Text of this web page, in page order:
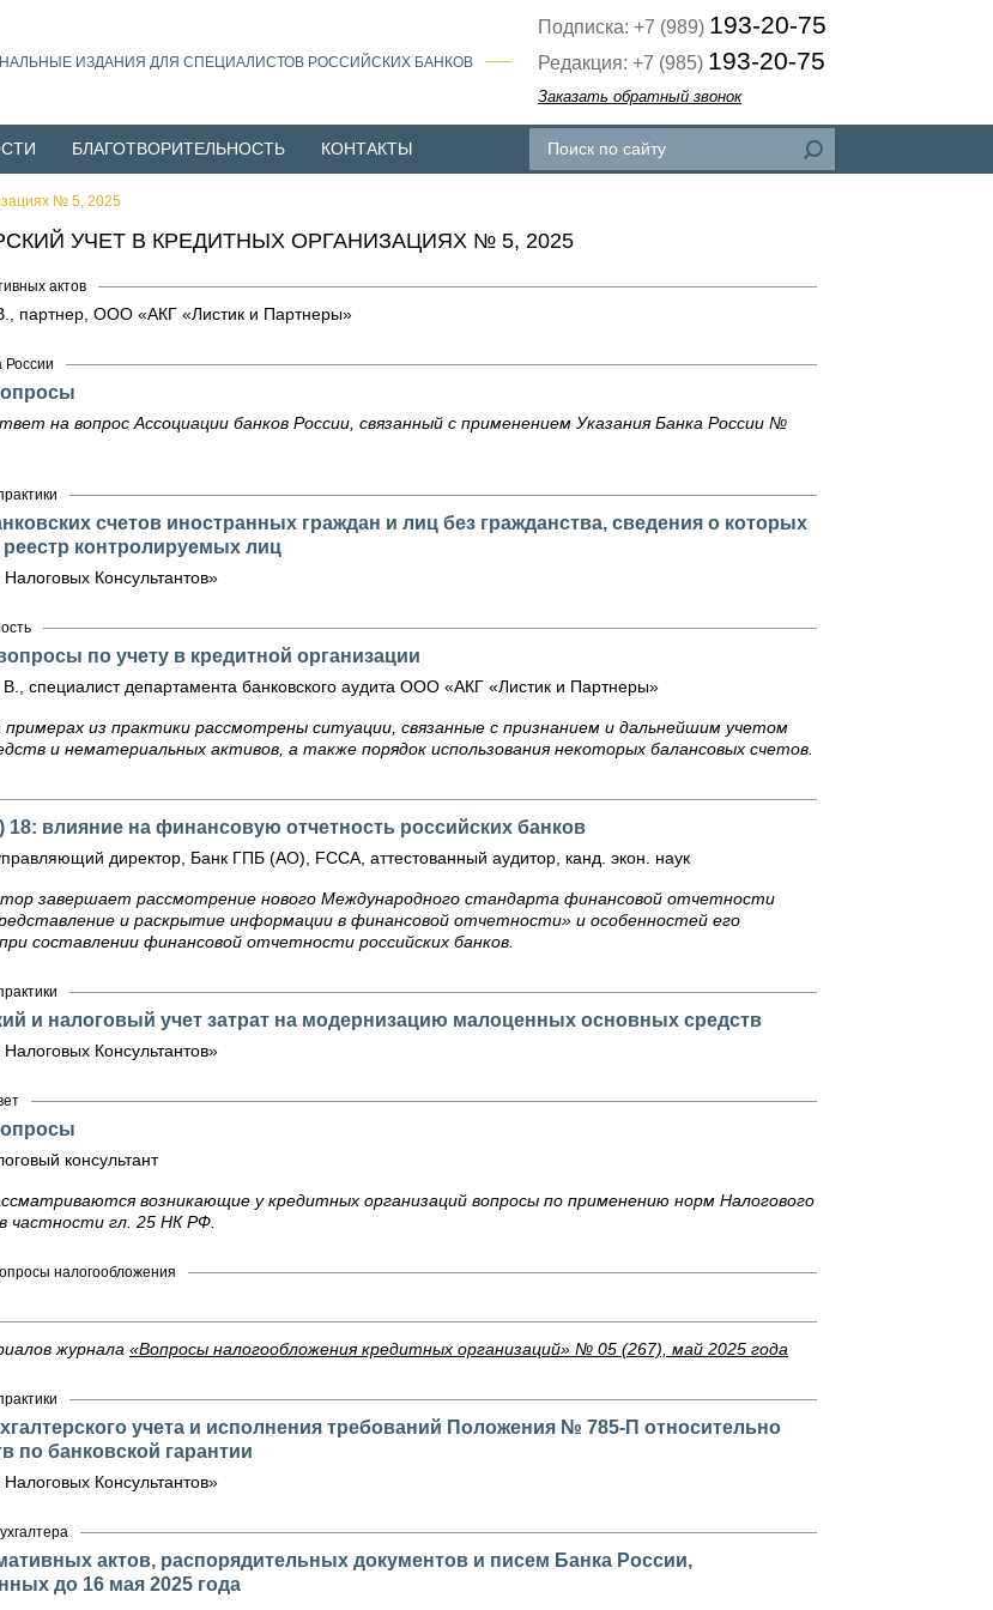
ИЗДАНИЯ ДЛЯ СПЕЦИАЛИСТОВ РОССИЙСКИХ БАНКОВ
Подписка: +7 (989) 193-20-75
Редакция: +7 (985) 193-20-75
Заказать обратный звонок
БЛАГОТВОРИТЕЛЬНОСТЬ КОНТАКТЫ
№ 5, 2025
УЧЕТ В КРЕДИТНЫХ ОРГАНИЗАЦИЯХ № 5, 2025
актов
партнер, ООО «АКГ «Листик и Партнеры»
России
на вопрос Ассоциации банков России, связанный с применением Указания Банка России №
счетов иностранных граждан и лиц без гражданства, сведения о которых
контролируемых лиц
Консультантов»
по учету в кредитной организации
специалист департамента банковского аудита ООО «АКГ «Листик и Партнеры»
из практики рассмотрены ситуации, связанные с признанием и дальнейшим учетом
и нематериальных активов, а также порядок использования некоторых балансовых счетов.
влияние на финансовую отчетность российских банков
директор, Банк ГПБ (АО), FCCA, аттестованный аудитор, канд. экон. наук
завершает рассмотрение нового Международного стандарта финансовой отчетности
и раскрытие информации в финансовой отчетности» и особенностей его
составлении финансовой отчетности российских банков.
и налоговый учет затрат на модернизацию малоценных основных средств
Консультантов»
консультант
возникающие у кредитных организаций вопросы по применению норм Налогового
частности гл. 25 НК РФ.
налогообложения
журнала «Вопросы налогообложения кредитных организаций» № 05 (267), май 2025 года
учета и исполнения требований Положения № 785‑П относительно
по банковской гарантии
Консультантов»
актов, распорядительных документов и писем Банка России,
до 16 мая 2025 года